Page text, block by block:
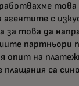
това
агентите с
за това да
партньори
опит на
плащания са